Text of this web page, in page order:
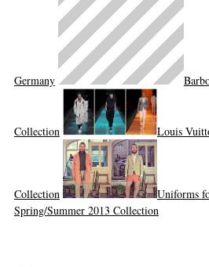
Germany
Collection Louis
Collection
Uniforms
Spring/Summer 2013 Collection